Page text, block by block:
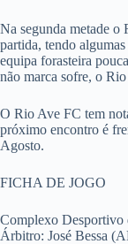
Na segunda metade
partida, tendo
equipa forasteira
não marca sofre, o
O Rio Ave FC tem
próximo encontro é
Agosto.
FICHA DE JOGO
Complexo
Árbitro: José Bessa